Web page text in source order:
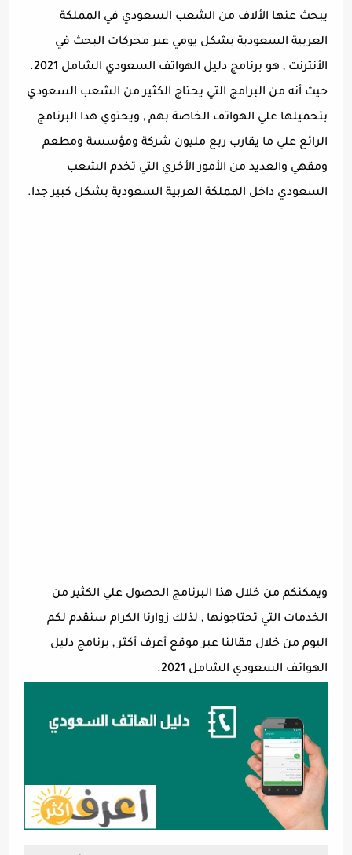
يبحث عنها الألاف من الشعب السعودي في المملكة
العربية السعودية بشكل يومي عبر محركات البحث في
الأنترنت , هو برنامج دليل الهواتف السعودي الشامل 2021.
حيث أنه من البرامج التي يحتاج الكثير من الشعب السعودي
بتحميلها علي الهواتف الخاصة بهم , ويحتوي هذا البرنامج
الرائع علي ما يقارب ربع مليون شركة ومؤسسة ومطعم
ومقهي والعديد من الأمور الأخري التي تخدم الشعب
السعودي داخل المملكة العربية السعودية بشكل كبير جدا.
ويمكنكم من خلال هذا البرنامج الحصول علي الكثير من
الخدمات التي تحتاجونها , لذلك زوارنا الكرام سنقدم لكم
اليوم من خلال مقالنا عبر موقع أعرف أكثر , برنامج دليل
الهواتف السعودي الشامل 2021.